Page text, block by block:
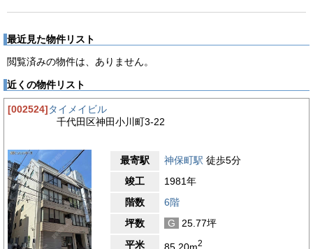
最近見た物件リスト
閲覧済みの物件は、ありません。
近くの物件リスト
[002524]タイメイビル
千代田区神田小川町3-22
最寄駅 神保町駅 徒歩5分
竣工
1981年
階数
6階
坪数
G
25.77坪
平米
85.20m2